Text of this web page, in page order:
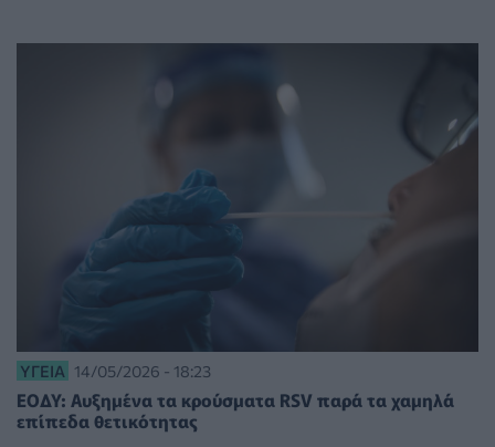
ΥΓΕΊΑ 14/05/2026 - 18:23
ΕΟΔΥ: Αυξημένα τα κρούσματα RSV παρά τα χαμηλά
επίπεδα θετικότητας